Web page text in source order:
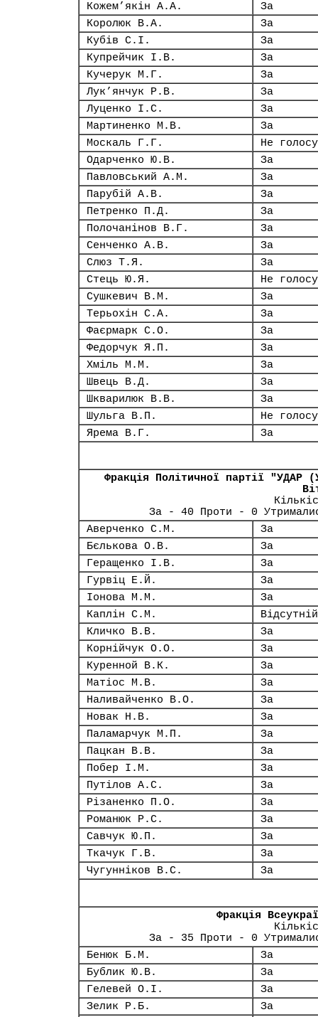
Кожем’якін А.А.
За
Королюк В.А.
За
Кубів С.І.
За
Купрейчик І.В.
За
Кучерук М.Г.
За
Лук’янчук Р.В.
За
Луценко І.С.
За
Мартиненко М.В.
За
Москаль Г.Г.
Не
Одарченко Ю.В.
За
Павловський А.М.
За
Парубій А.В.
За
Петренко П.Д.
За
Полочанінов В.Г.
За
Сенченко А.В.
За
Слюз Т.Я.
За
Стець Ю.Я.
Не
Сушкевич В.М.
За
Терьохін С.А.
За
Фаєрмарк С.О.
За
Федорчук Я.П.
За
Хміль М.М.
За
Швець В.Д.
За
Шкварилюк В.В.
За
Шульга В.П.
Не
Ярема В.Г.
За
Фракція Політичної партії "УДАР
За - 40 Проти - 0
Аверченко С.М.
За
Бєлькова О.В.
За
Геращенко І.В.
За
Гурвіц Е.Й.
За
Іонова М.М.
За
Каплін С.М.
Відсутній
Кличко В.В.
За
Корнійчук О.О.
За
Куренной В.К.
За
Матіос М.В.
За
Наливайченко В.О.
За
Новак Н.В.
За
Паламарчук М.П.
За
Пацкан В.В.
За
Побер І.М.
За
Путілов А.С.
За
Різаненко П.О.
За
Романюк Р.С.
За
Савчук Ю.П.
За
Ткачук Г.В.
За
Чугунніков В.С.
За
Фракція
За - 35 Проти - 0
Бенюк Б.М.
За
Бублик Ю.В.
За
Гелевей О.І.
За
Зелик Р.Б.
За